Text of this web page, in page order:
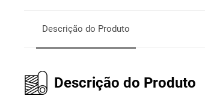
Descrição do Produto
Descrição do Produto